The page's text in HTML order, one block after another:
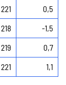
221
0,5
218
-1,5
219
0,7
221 1,1